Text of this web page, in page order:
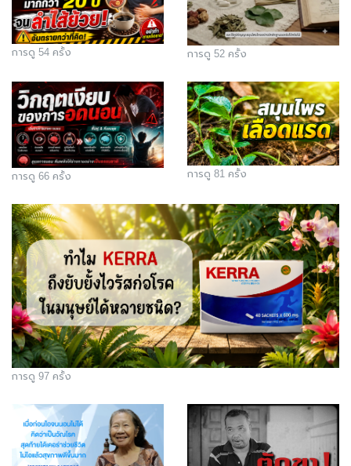
การดู 54 ครั้ง การดู 52 ครั้ง
การดู 66 ครั้ง การดู 81 ครั้ง
การดู 97 ครั้ง